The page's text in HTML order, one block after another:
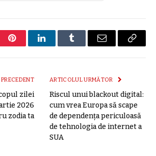
PinterestLinkedInTumblr E-
zilei
2026
zodia ta
ARTICOLUL URMĂTOR
Riscul unui blackout digital:
cum vrea Europa să scape
de dependența periculoasă
de tehnologia de internet a
SUA